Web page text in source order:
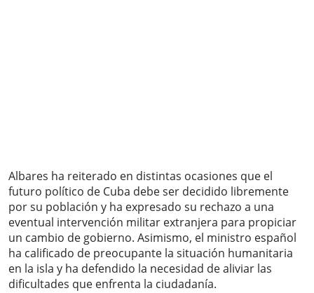
Albares ha reiterado en distintas ocasiones que el
futuro político de Cuba debe ser decidido libremente
por su población y ha expresado su rechazo a una
eventual intervención militar extranjera para propiciar
un cambio de gobierno. Asimismo, el ministro español
ha calificado de preocupante la situación humanitaria
en la isla y ha defendido la necesidad de aliviar las
dificultades que enfrenta la ciudadanía.